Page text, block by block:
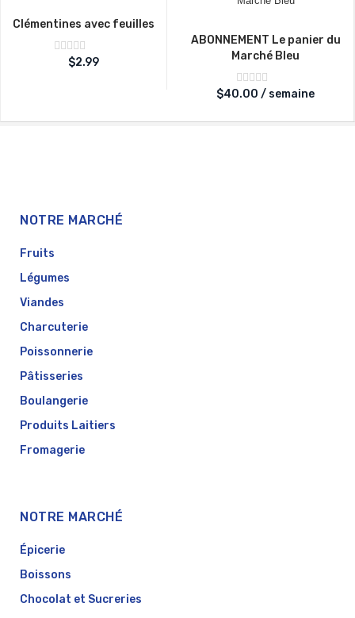
Clémentines avec feuilles
Note
sur
$2.99
ABONNEMENT Le panier du
Marché Bleu
Note
sur
$40.00 / semaine
NOTRE MARCHÉ
Fruits
Légumes
Viandes
Charcuterie
Poissonnerie
Pâtisseries
Boulangerie
Produits Laitiers
Fromagerie
NOTRE MARCHÉ
Épicerie
Boissons
Chocolat et Sucreries